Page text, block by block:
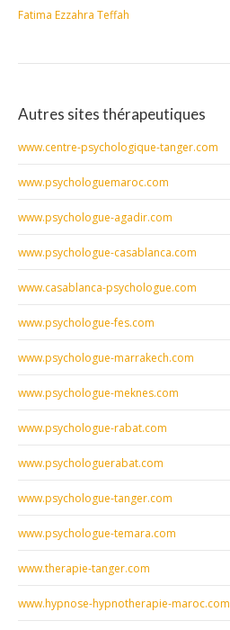
Fatima Ezzahra Teffah
Autres sites thérapeutiques
www.centre-psychologique-tanger.com
www.psychologuemaroc.com
www.psychologue-agadir.com
www.psychologue-casablanca.com
www.casablanca-psychologue.com
www.psychologue-fes.com
www.psychologue-marrakech.com
www.psychologue-meknes.com
www.psychologue-rabat.com
www.psychologuerabat.com
www.psychologue-tanger.com
www.psychologue-temara.com
www.therapie-tanger.com
www.hypnose-hypnotherapie-maroc.com